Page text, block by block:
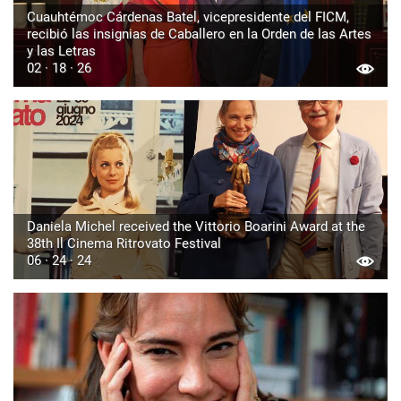
Cuauhtémoc Cárdenas Batel, vicepresidente del FICM,
recibió las insignias de Caballero en la Orden de las Artes
y las Letras
02 · 18 · 26
Daniela Michel received the Vittorio Boarini Award at the
38th Il Cinema Ritrovato Festival
06 · 24 · 24